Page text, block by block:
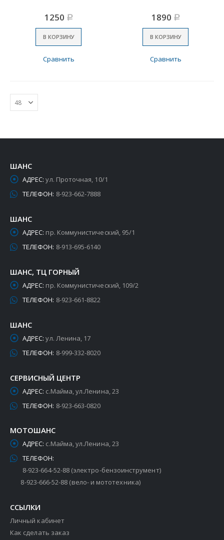
1250 Р
В КОРЗИНУ
Сравнить
1890 Р
В КОРЗИНУ
Сравнить
ШАНС
АДРЕС: ул. Проточная, 10/1
ТЕЛЕФОН: 8-923-662-7888
ШАНС
АДРЕС: пр. Коммунистический, 95/1
ТЕЛЕФОН: 8-913-695-6140
ШАНС, ТЦ ГОРНЫЙ
АДРЕС: пр. Коммунистический, 109/2
ТЕЛЕФОН: 8-923-661-8822
ШАНС
АДРЕС: ул. Ленина, 17
ТЕЛЕФОН: 8-999-332-8020
СЕРВИСНЫЙ ЦЕНТР
АДРЕС: с.Майма, ул.Ленина, 23
ТЕЛЕФОН: 8-923-663-0820
МОТОШАНС
АДРЕС: с.Майма, ул.Ленина, 23
ТЕЛЕФОН:
8-923-664-52-88 (электро-бензоинструмент)
8-923-666-52-88 (вело- и мототехника)
ССЫЛКИ
Личный кабинет
Как сделать заказ